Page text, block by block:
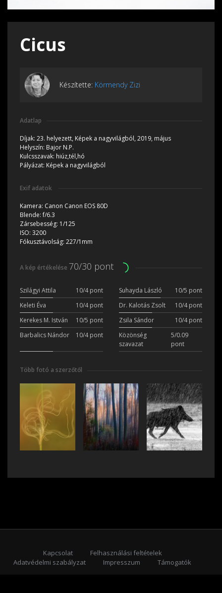
Cicus
Készítette: Körmendy Zizi
Adatlap
Díjak: 23. helyezett, Képek a nagyvilágból, 2019, május
Helyszín: Bajor N.P.
Kulcsszavak: hiúz,tél,hó
Pályázat: Képek a nagyvilágból
Exif adatok
Kamera: Canon Canon EOS 80D
Blende:f/6.3
Zársebesség: 1/125
ISO: 3200
Fókusztávolság: 227/1mm
A kép értékelése 70/30 pont
Szilágyi Attila 10/4 pont Suhayda László
10/5 pont
Keleti Éva
10/4 pont Dr. Kalotás Zsolt
10/4 pont
Kerekes M. István
10/5 pont Zsila Sándor
10/4 pont
Barbalics Nándor
10/4 pont
Közönség
szavazat
5/0.09
pont
Több fotó a szerzőtől
Kapcsolat
Felhasználási feltételek
Adatvédelmi szabályzat
Impresszum
Támogatók